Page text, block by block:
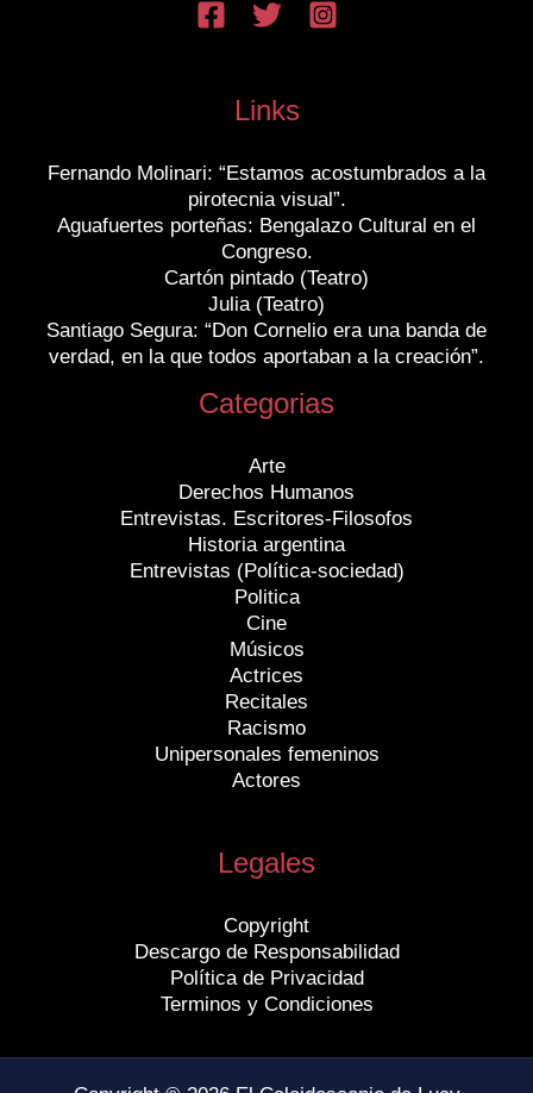
Links
Fernando Molinari: “Estamos acostumbrados a la
pirotecnia visual”.
Aguafuertes porteñas: Bengalazo Cultural en el
Congreso.
Cartón pintado (Teatro)
Julia (Teatro)
Santiago Segura: “Don Cornelio era una banda de
verdad, en la que todos aportaban a la creación”.
Categorias
Arte
Derechos Humanos
Entrevistas. Escritores-Filosofos
Historia argentina
Entrevistas (Política-sociedad)
Politica
Cine
Músicos
Actrices
Recitales
Racismo
Unipersonales femeninos
Actores
Legales
Copyright
Descargo de Responsabilidad
Política de Privacidad
Terminos y Condiciones